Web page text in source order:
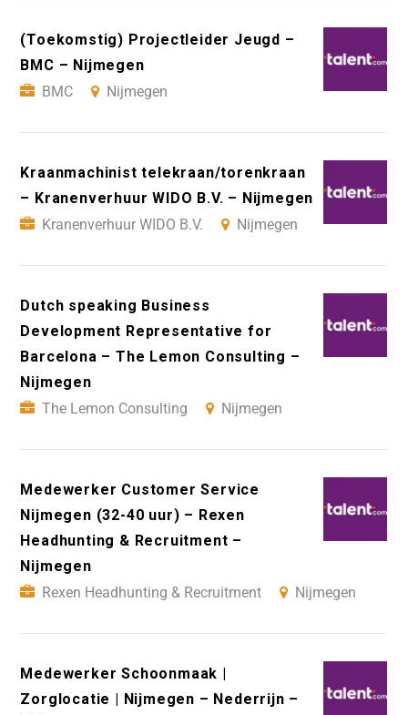
(Toekomstig) Projectleider Jeugd –
BMC – Nijmegen
BMC
Nijmegen
Kraanmachinist telekraan/torenkraan
– Kranenverhuur WIDO B.V. – Nijmegen
Kranenverhuur WIDO B.V.
Nijmegen
Dutch speaking Business
Development Representative for
Barcelona – The Lemon Consulting –
Nijmegen
The Lemon Consulting
Nijmegen
Medewerker Customer Service
Nijmegen (32-40 uur) – Rexen
Headhunting & Recruitment –
Nijmegen
Rexen Headhunting & Recruitment
Nijmegen
Medewerker Schoonmaak |
Zorglocatie | Nijmegen – Nederrijn –